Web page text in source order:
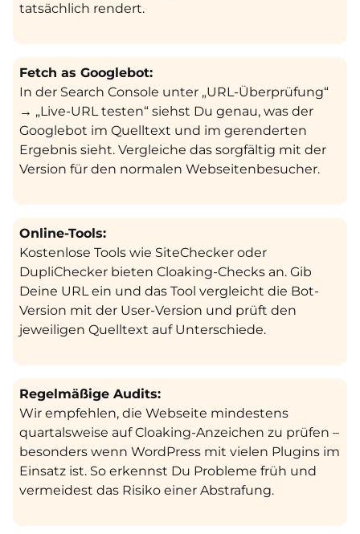
tatsächlich rendert.
Fetch as Googlebot:
In der Search Console unter „URL-Überprüfung“
→ „Live-URL testen“ siehst Du genau, was der
Googlebot im Quelltext und im gerenderten
Ergebnis sieht. Vergleiche das sorgfältig mit der
Version für den normalen Webseitenbesucher.
Online-Tools:
Kostenlose Tools wie SiteChecker oder
DupliChecker bieten Cloaking-Checks an. Gib
Deine URL ein und das Tool vergleicht die Bot-
Version mit der User-Version und prüft den
jeweiligen Quelltext auf Unterschiede.
Regelmäßige Audits:
Wir empfehlen, die Webseite mindestens
quartalsweise auf Cloaking-Anzeichen zu prüfen –
besonders wenn WordPress mit vielen Plugins im
Einsatz ist. So erkennst Du Probleme früh und
vermeidest das Risiko einer Abstrafung.